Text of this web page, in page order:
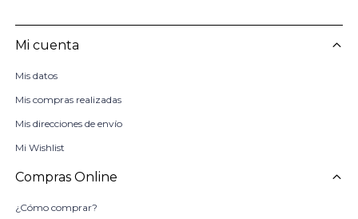
Mi cuenta
Mis datos
Mis compras realizadas
Mis direcciones de envío
Mi Wishlist
Compras Online
¿Cómo comprar?